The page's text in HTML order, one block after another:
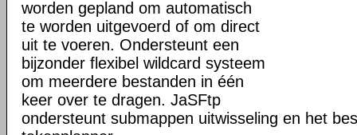
worden gepland om automatisch
te worden uitgevoerd of om direct
uit te voeren. Ondersteunt een
bijzonder flexibel wildcard systeem
om meerdere bestanden in één
keer over te dragen. JaSFtp
ondersteunt submappen uitwisseling en het